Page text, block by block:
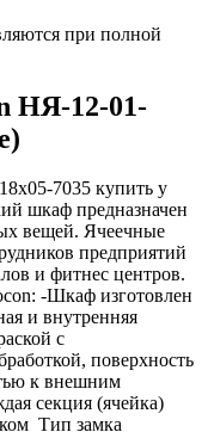
при полной
НЯ-12-01-
7035 купить у
шкаф предназначен
вещей. Ячеечные
предприятий
и фитнес центров.
-Шкаф изготовлен
и внутренняя
с
поверхность
к внешним
секция (ячейка)
Тип замка